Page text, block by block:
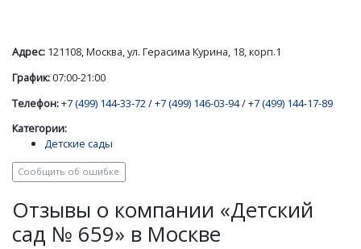
Адрес: 121108, Москва, ул. Герасима Курина, 18, корп.1
График:07:00-21:00
Телефон:+7 (499) 144-33-72 /+7 (499) 146-03-94/+7 (499) 144-17-89
Категории:
Детские сады
Сообщить об ошибке
Отзывы о компании «Детский
сад № 659» в Москве